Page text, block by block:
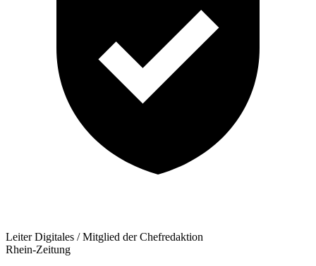
Leiter Digitales / Mitglied der Chefredaktion
Rhein-Zeitung